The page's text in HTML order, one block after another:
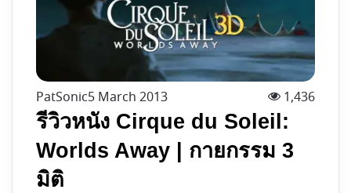
PatSonic5 March 2013 1,436
รีวิวหนัง Cirque du Soleil:
Worlds Away | กายกรรม 3
มิติ